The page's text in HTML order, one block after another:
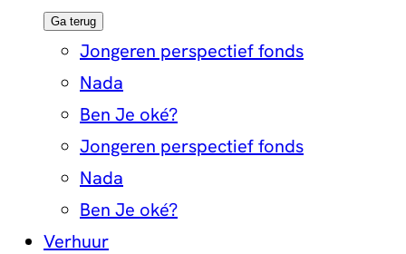
Ga terug
Jongeren perspectief fonds
Nada
Ben Je oké?
Jongeren perspectief fonds
Nada
Ben Je oké?
Verhuur